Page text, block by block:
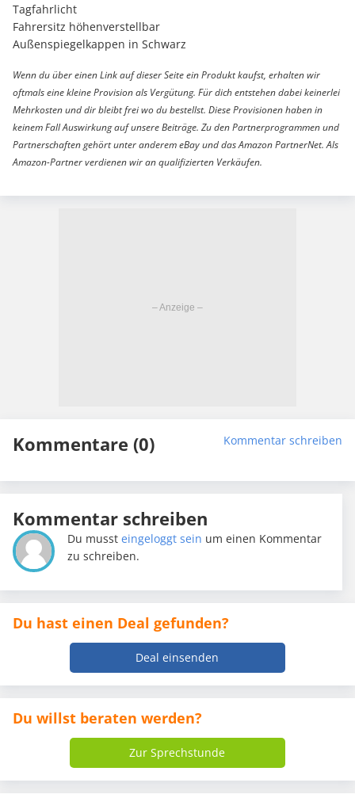
Tagfahrlicht
Fahrersitz höhenverstellbar
Außenspiegelkappen in Schwarz
Wenn du über einen Link auf dieser Seite ein Produkt kaufst, erhalten wir
oftmals eine kleine Provision als Vergütung. Für dich entstehen dabei keinerlei
Mehrkosten und dir bleibt frei wo du bestellst. Diese Provisionen haben in
keinem Fall Auswirkung auf unsere Beiträge. Zu den Partnerprogrammen und
Partnerschaften gehört unter anderem eBay und das Amazon PartnerNet. Als
Amazon-Partner verdienen wir an qualifizierten Verkäufen.
Kommentare (0) Kommentar schreiben
Kommentar schreiben
Du mussteingeloggt sein um einen Kommentar
zu schreiben.
Du hast einen Deal gefunden?
Deal einsenden
Du willst beraten werden?
Zur Sprechstunde